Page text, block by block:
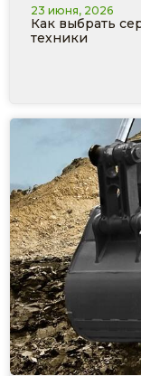
23 июня, 2026
Как выбрать
техники